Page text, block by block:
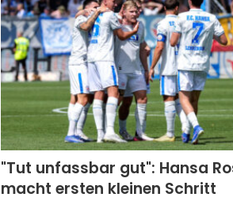
"Tut unfassbar gut": Hansa
macht ersten kleinen Schritt